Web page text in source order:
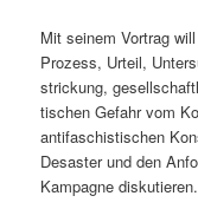
Mit seinem Vor­trag
Prozess, Urteil,
strick­ung,
tis­chen Gefahr vom
antifaschis­tis­chen
Desaster und den
Kampagne diskutieren.